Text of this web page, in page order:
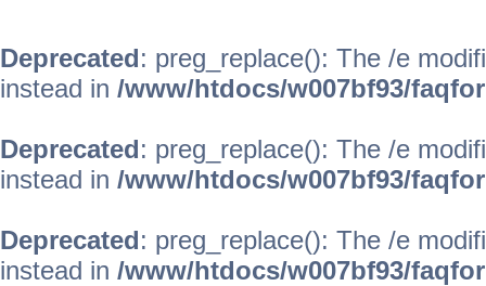
Deprecated: preg_replace(): The /e
instead in /www/htdocs/w007bf93/
Deprecated: preg_replace(): The /e
instead in /www/htdocs/w007bf93/
Deprecated: preg_replace(): The /e
instead in /www/htdocs/w007bf93/